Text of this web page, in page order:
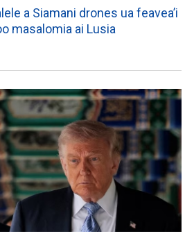
a Siamani drones ua feavea’i
masalomia ai Lusia